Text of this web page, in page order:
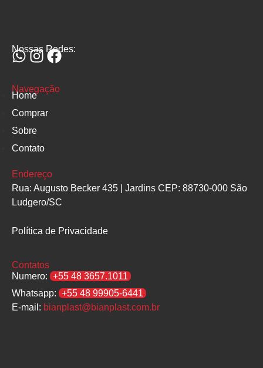
Nossas Redes:
Navegação
Home
Comprar
Sobre
Contato
Endereço
Rua: Augusto Becker 435 | Jardins CEP: 88730-000 São
Ludgero/SC
Política de Privacidade
Contatos
Numero: +55 48 3657.1011
Whatsapp: +55 48 99905-6441
E-mail: bianplast@bianplast.com.br